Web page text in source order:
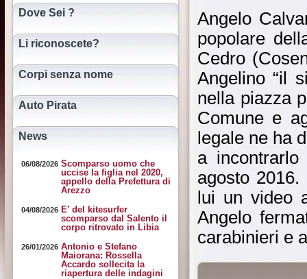
Dove Sei ?
Li riconoscete?
Corpi senza nome
Auto Pirata
News
06/08/2026 Scomparso uomo che
uccise la figlia nel 2020,
appello della Prefettura di
Arezzo
04/08/2026 E’ del kitesurfer
scomparso dal Salento il
corpo ritrovato in Libia
26/01/2026 Antonio e Stefano
Maiorana: Rossella
Accardo sollecita la
riapertura delle indagini
Angelo
popolare
Cedro
Angelino “il
nella piazza
Comune e
legale ne ha
a
agosto
lui un video
Angelo
carabinieri e